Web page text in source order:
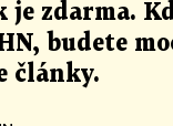
je zdarma.
budete
články.